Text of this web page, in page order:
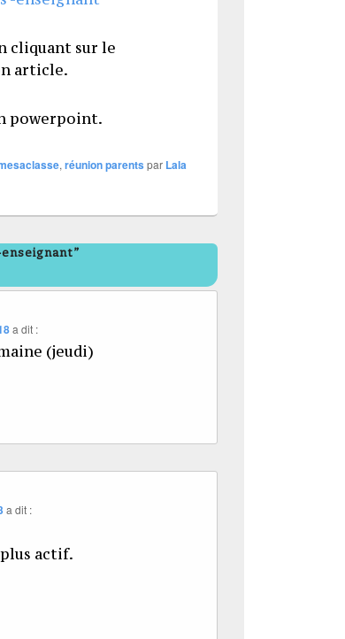
cliquant sur le
article.
powerpoint.
, réunion parents par Lala
a dit :
(jeudi)
a dit :
actif.